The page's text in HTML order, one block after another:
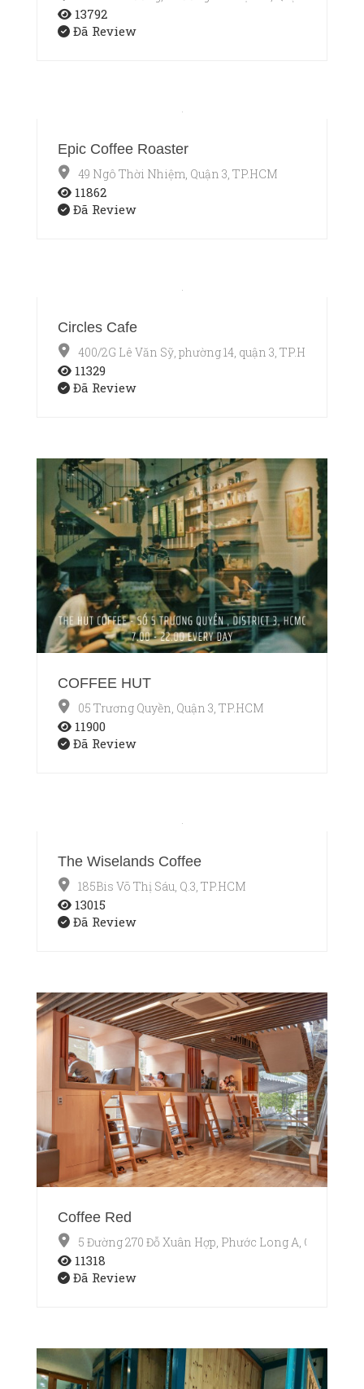
13792
Đã Review
Epic Coffee Roaster
49 Ngô Thời Nhiệm, Quận 3, TP.HCM
11862
Đã Review
Circles Cafe
400/2G Lê Văn Sỹ, phường 14, quận 3, TP.HCM
11329
Đã Review
COFFEE HUT
05 Trương Quyền, Quận 3, TP.HCM
11900
Đã Review
The Wiselands Coffee
185Bis Võ Thị Sáu, Q.3, TP.HCM
13015
Đã Review
Coffee Red
5 Đường 270 Đỗ Xuân Hợp, Phước Long A, Q9
11318
Đã Review